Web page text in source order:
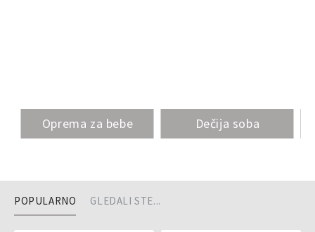
Oprema za bebe Dečija soba
POPULARNO GLEDALI STE...